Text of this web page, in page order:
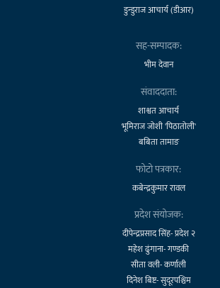
डुन्डुराज आचार्य (डीआर)
सह-सम्पादक:
भीम देवान
संवाददाता:
शाश्वत आचार्य
भूमिराज जोशी 'पिठातोली'
बबिता तामाङ
फोटो पत्रकार:
कबेन्द्रकुमार रावल
प्रदेश संयोजक:
दीपेन्द्रप्रसाद सिंह- प्रदेश २
महेश ढुंगाना- गण्डकी
सीता वली- कर्णाली
दिनेश बिष्ट- सुदूरपश्चिम